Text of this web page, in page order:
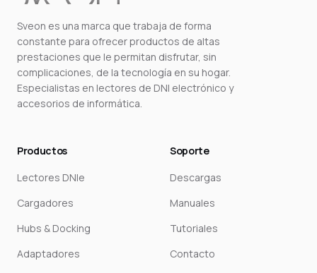
Sveon es una marca que trabaja de forma
constante para ofrecer productos de altas
prestaciones que le permitan disfrutar, sin
complicaciones, de la tecnología en su hogar.
Especialistas en lectores de DNI electrónico y
accesorios de informática.
Productos
Lectores DNIe
Cargadores
Hubs & Docking
Adaptadores
Soporte
Descargas
Manuales
Tutoriales
Contacto